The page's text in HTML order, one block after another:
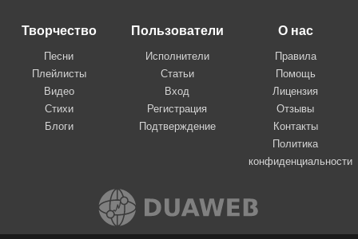
Творчество
Песни
Плейлисты
Видео
Стихи
Блоги
Пользователи
Исполнители
Статьи
Вход
Регистрация
Подтверждение
О нас
Правила
Помощь
Лицензия
Отзывы
Контакты
Политика
конфиденциальности